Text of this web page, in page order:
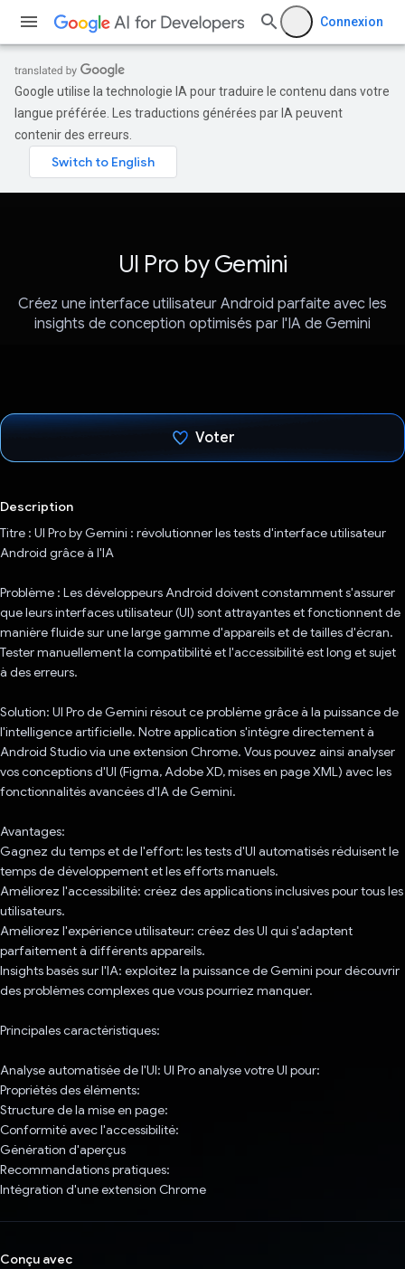
Connexion
Google utilise la technologie IA pour traduire le contenu dans votre
langue préférée. Les traductions générées par IA peuvent
contenir des erreurs.
UI Pro by Gemini
Créez une interface utilisateur Android parfaite avec les
insights de conception optimisés par l'IA de Gemini
Voter
Description
Titre : UI Pro by Gemini : révolutionner les tests d'interface utilisateur
Android grâce à l'IA
Problème : Les développeurs Android doivent constamment s'assurer
que leurs interfaces utilisateur (UI) sont attrayantes et fonctionnent de
manière fluide sur une large gamme d'appareils et de tailles d'écran.
Tester manuellement la compatibilité et l'accessibilité est long et sujet
à des erreurs.
Solution: UI Pro de Gemini résout ce problème grâce à la puissance de
l'intelligence artificielle. Notre application s'intègre directement à
Android Studio via une extension Chrome. Vous pouvez ainsi analyser
vos conceptions d'UI (Figma, Adobe XD, mises en page XML) avec les
fonctionnalités avancées d'IA de Gemini.
Avantages:
Gagnez du temps et de l'effort: les tests d'UI automatisés réduisent le
temps de développement et les efforts manuels.
Améliorez l'accessibilité: créez des applications inclusives pour tous les
utilisateurs.
Améliorez l'expérience utilisateur: créez des UI qui s'adaptent
parfaitement à différents appareils.
Insights basés sur l'IA: exploitez la puissance de Gemini pour découvrir
des problèmes complexes que vous pourriez manquer.
Principales caractéristiques:
Analyse automatisée de l'UI: UI Pro analyse votre UI pour:
Propriétés des éléments:
Structure de la mise en page:
Conformité avec l'accessibilité:
Génération d'aperçus
Recommandations pratiques:
Intégration d'une extension Chrome
Conçu avec